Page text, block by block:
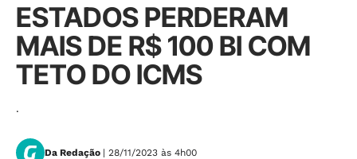
ESTADOS PERDERAM
MAIS DE R$ 100 BI COM
TETO DO ICMS
.
Da Redação | 28/11/2023 às 4h00